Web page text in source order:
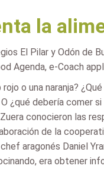
la
El Pilar y Odón de
Agenda, e-Coach
o una naranja?
¿qué debería comer
conocieron las
de la
aragonés Daniel
era obtener